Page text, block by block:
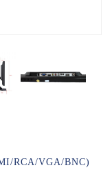
RCA/VGA/BNC)